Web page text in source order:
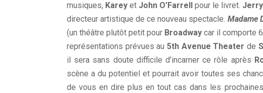
musiques, Karey et John O’Farrell pour le livret.
directeur artistique de ce nouveau spectacle. Madame
(un théâtre plutôt petit pour Broadway car il comporte
représentations prévues au 5th Avenue Theater de
il sera sans doute difficile d’incarner ce rôle après
scène a du potentiel et pourrait avoir toutes ses
de vous en dire plus en tout cas dans les